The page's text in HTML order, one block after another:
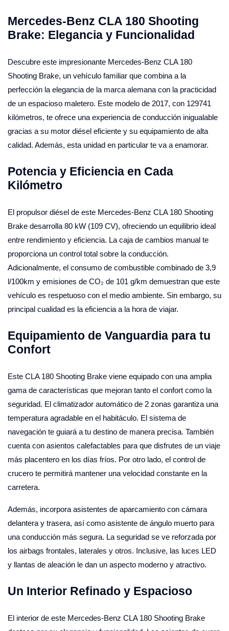
Mercedes-Benz CLA 180 Shooting
Brake: Elegancia y Funcionalidad
Descubre este impresionante Mercedes-Benz CLA 180
Shooting Brake, un vehículo familiar que combina a la
perfección la elegancia de la marca alemana con la practicidad
de un espacioso maletero. Este modelo de 2017, con 129741
kilómetros, te ofrece una experiencia de conducción inigualable
gracias a su motor diésel eficiente y su equipamiento de alta
calidad. Además, esta unidad en particular te va a enamorar.
Potencia y Eficiencia en Cada
Kilómetro
El propulsor diésel de este Mercedes-Benz CLA 180 Shooting
Brake desarrolla 80 kW (109 CV), ofreciendo un equilibrio ideal
entre rendimiento y eficiencia. La caja de cambios manual te
proporciona un control total sobre la conducción.
Adicionalmente, el consumo de combustible combinado de 3,9
l/100km y emisiones de CO₂ de 101 g/km demuestran que este
vehículo es respetuoso con el medio ambiente. Sin embargo, su
principal cualidad es la eficiencia a la hora de viajar.
Equipamiento de Vanguardia para tu
Confort
Este CLA 180 Shooting Brake viene equipado con una amplia
gama de características que mejoran tanto el confort como la
seguridad. El climatizador automático de 2 zonas garantiza una
temperatura agradable en el habitáculo. El sistema de
navegación te guiará a tu destino de manera precisa. También
cuenta con asientos calefactables para que disfrutes de un viaje
más placentero en los días fríos. Por otro lado, el control de
crucero te permitirá mantener una velocidad constante en la
carretera.
Además, incorpora asistentes de aparcamiento con cámara
delantera y trasera, así como asistente de ángulo muerto para
una conducción más segura. La seguridad se ve reforzada por
los airbags frontales, laterales y otros. Inclusive, las luces LED
y llantas de aleación le dan un aspecto moderno y atractivo.
Un Interior Refinado y Espacioso
El interior de este Mercedes-Benz CLA 180 Shooting Brake